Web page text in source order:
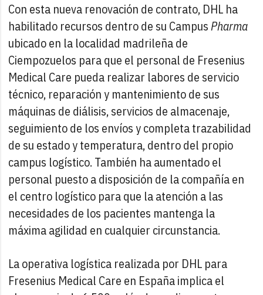
Con esta nueva renovación de contrato, DHL ha
habilitado recursos dentro de su CampusPharma
ubicado en la localidad madrileña de
Ciempozuelos para que el personal de Fresenius
Medical Care pueda realizar labores de servicio
técnico, reparación y mantenimiento de sus
máquinas de diálisis, servicios de almacenaje,
seguimiento de los envíos y completa trazabilidad
de su estado y temperatura, dentro del propio
campus logístico. También ha aumentado el
personal puesto a disposición de la compañía en
el centro logístico para que la atención a las
necesidades de los pacientes mantenga la
máxima agilidad en cualquier circunstancia.
La operativa logística realizada por DHL para
Fresenius Medical Care en España implica el